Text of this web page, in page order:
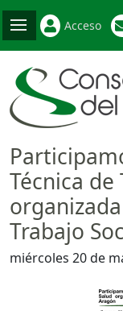
Acceso
Técnica de
Trabajo
miércoles 20 de